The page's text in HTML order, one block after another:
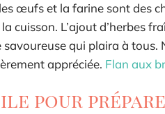
œufs et la farine sont des
cuisson. L’ajout d’herbes
qui plaira à
appréciée. Flan aux
pour